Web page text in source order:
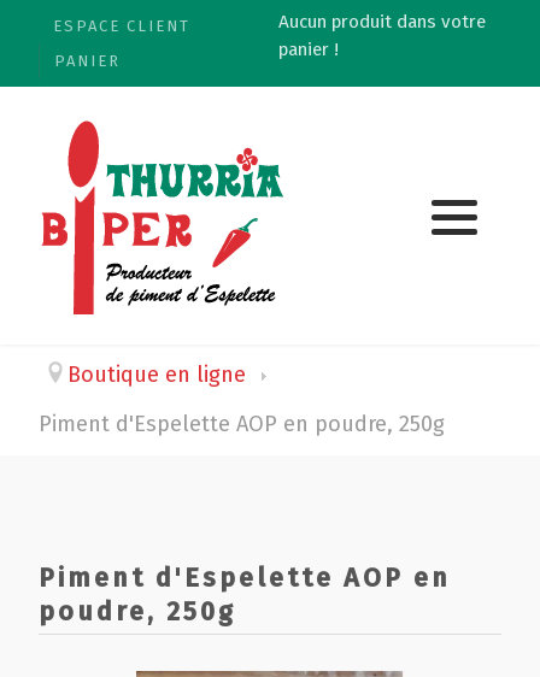
ESPACE CLIENT
PANIER
Aucun produit dans votre
panier !
Boutique en ligne
Piment d'Espelette AOP en poudre, 250g
Piment d'Espelette AOP en
poudre, 250g